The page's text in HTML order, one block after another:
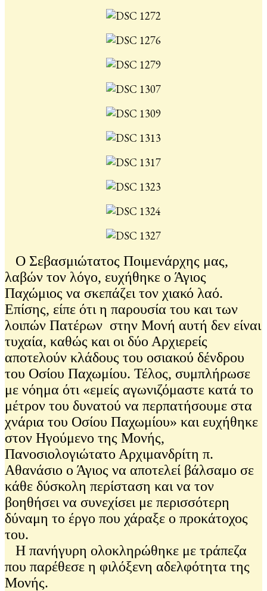
Ο Σεβασμιώτατος Ποιμενάρχης μας,
λαβών τον λόγο, ευχήθηκε ο Άγιος
Παχώμιος να σκεπάζει τον χιακό λαό.
Επίσης, είπε ότι η παρουσία του και των
λοιπών Πατέρων στην Μονή αυτή δεν είναι
τυχαία, καθώς και οι δύο Αρχιερείς
αποτελούν κλάδους του οσιακού δένδρου
του Οσίου Παχωμίου. Τέλος, συμπλήρωσε
με νόημα ότι «εμείς αγωνιζόμαστε κατά το
μέτρον του δυνατού να περπατήσουμε στα
χνάρια του Οσίου Παχωμίου» και ευχήθηκε
στον Ηγούμενο της Μονής,
Πανοσιολογιώτατο Αρχιμανδρίτη π.
Αθανάσιο ο Άγιος να αποτελεί βάλσαμο σε
κάθε δύσκολη περίσταση και να τον
βοηθήσει να συνεχίσει με περισσότερη
δύναμη το έργο που χάραξε ο προκάτοχος
του.
Η πανήγυρη ολοκληρώθηκε με τράπεζα
που παρέθεσε η φιλόξενη αδελφότητα της
Μονής.